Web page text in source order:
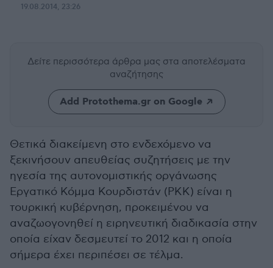
19.08.2014, 23:26
Δείτε περισσότερα άρθρα μας στα αποτελέσματα
αναζήτησης
Add Protothema.gr on Google
Θετικά διακείμενη στο ενδεχόμενο να
ξεκινήσουν απευθείας συζητήσεις με την
ηγεσία της αυτονομιστικής οργάνωσης
Εργατικό Κόμμα Κουρδιστάν (PKK) είναι η
τουρκική κυβέρνηση, προκειμένου να
αναζωογονηθεί η ειρηνευτική διαδικασία στην
οποία είχαν δεσμευτεί το 2012 και η οποία
σήμερα έχει περιπέσει σε τέλμα.